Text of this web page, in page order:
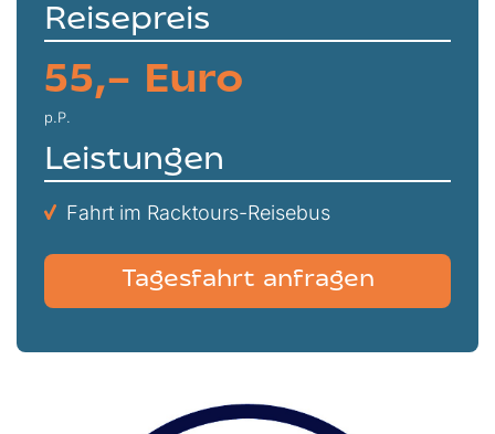
Reisepreis
55,– Euro
p.P.
Leistungen
Fahrt im Racktours-Reisebus
Tagesfahrt anfragen